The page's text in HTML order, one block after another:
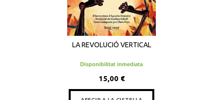
LA REVOLUCIÓ VERTICAL
Disponibilitat inmediata
15,00 €